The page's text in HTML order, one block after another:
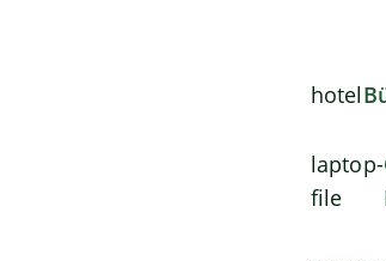
hotel
laptop-
file